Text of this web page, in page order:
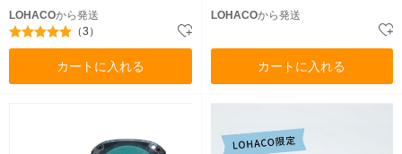
LOHACOから発送
（3）
カートに入れる
LOHACOから発送
カートに入れる